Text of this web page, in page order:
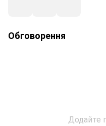
Обговорення
Додайте